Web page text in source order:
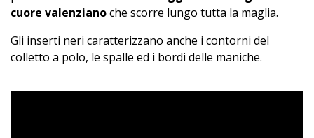
cuore valenzianoche scorre lungo tutta la maglia.
Gli inserti neri caratterizzano anche i contorni del
colletto a polo, le spalle ed i bordi delle maniche.